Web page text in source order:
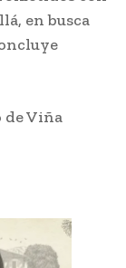
en busca
de Viña